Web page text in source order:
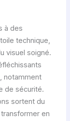
à des
technique,
visuel soigné.
notamment
de sécurité.
sortent du
en